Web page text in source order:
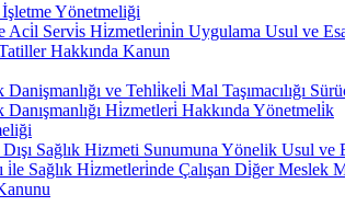
Yönetmeliği
Aci̇l Servi̇s Hi̇zmetleri̇ni̇n Uygulama Usul ve
Hakkında Kanun
ve Tehli̇keli̇ Mal Taşımacılığı
Hi̇zmetleri̇ Hakkında Yönetmeli̇k
Sağlık Hizmeti Sunumuna Yönelik Usul ve
i̇le Sağlık Hi̇zmetleri̇nde Çalışan Di̇ğer Meslek